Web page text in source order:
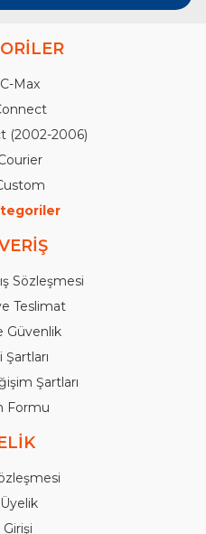
Max
(2002-2006)
Sözleşmesi
Teslimat
Güvenlik
Şartları
Şartları
Formu